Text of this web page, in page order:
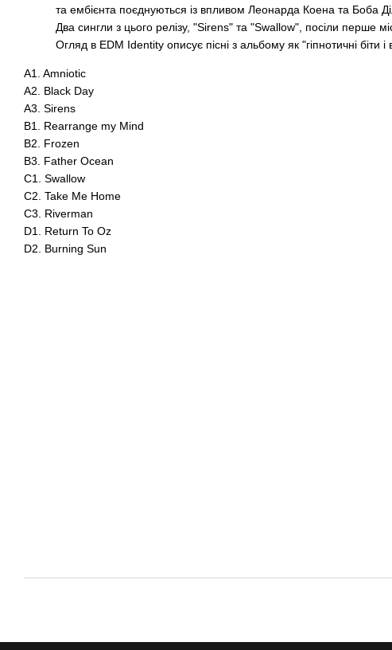
та ембієнта поєднуються із впливом Леонарда Коена та Боба
Два сингли з цього релізу, "Sirens" та "Swallow", посіли перше
Огляд в EDM Identity описує пісні з альбому як "гіпнотичні біти
A1. Amniotic
A2. Black Day
A3. Sirens
B1. Rearrange my Mind
B2. Frozen
B3. Father Ocean
C1. Swallow
C2. Take Me Home
C3. Riverman
D1. Return To Oz
D2. Burning Sun